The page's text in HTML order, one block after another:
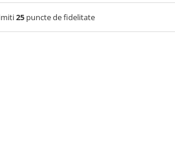
25 puncte de fidelitate